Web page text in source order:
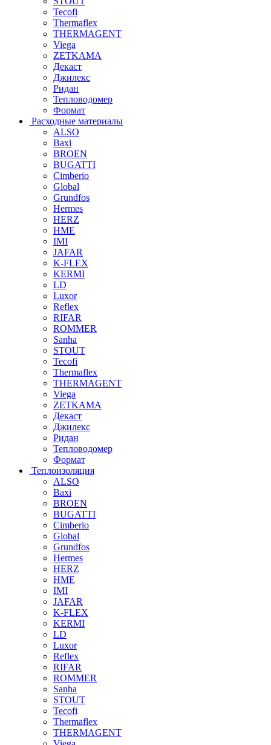
Tecofi
Thermaflex
THERMAGENT
Viega
ZETKAMA
Декаст
Джилекс
Ридан
Тепловодомер
Формат
Расходные материалы
ALSO
Baxi
BROEN
BUGATTI
Cimberio
Global
Grundfos
Hermes
HERZ
HME
IMI
JAFAR
K-FLEX
KERMI
LD
Luxor
Reflex
RIFAR
ROMMER
Sanha
STOUT
Tecofi
Thermaflex
THERMAGENT
Viega
ZETKAMA
Декаст
Джилекс
Ридан
Тепловодомер
Формат
Теплоизоляция
ALSO
Baxi
BROEN
BUGATTI
Cimberio
Global
Grundfos
Hermes
HERZ
HME
IMI
JAFAR
K-FLEX
KERMI
LD
Luxor
Reflex
RIFAR
ROMMER
Sanha
STOUT
Tecofi
Thermaflex
THERMAGENT